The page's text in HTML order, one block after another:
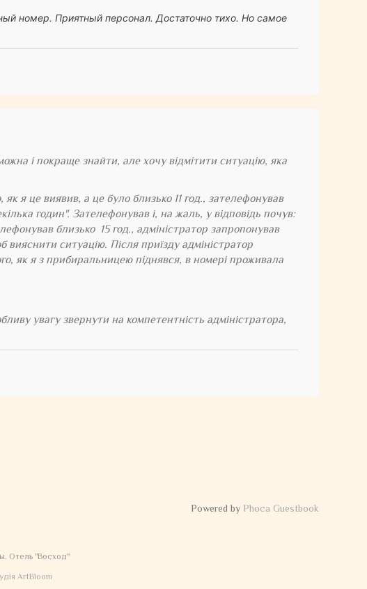
номер. Приятный персонал. Достаточно тихо. Но самое
і покраще знайти, але хочу відмітити ситуацію, яка
я це виявив, а це було близько 11 год., зателефонував
годин". Зателефонував і, на жаль, у відповідь почув:
близько 15 год., адміністратор запропонував
ситуацію. Після приїзду адміністратор
як я з прибиральницею піднявся, в номері проживала
увагу звернути на компетентність адміністратора,
Powered by Phoca Guestbook
Отель "Восход"